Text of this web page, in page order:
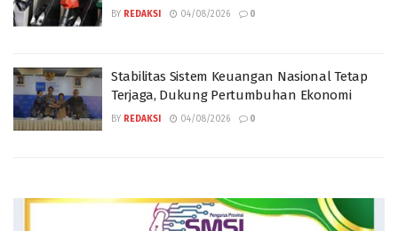
BY REDAKSI 04/08/2026 0
Stabilitas Sistem Keuangan Nasional Tetap
Terjaga, Dukung Pertumbuhan Ekonomi
BY REDAKSI 04/08/2026 0